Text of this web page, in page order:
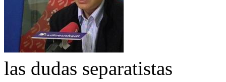
las dudas separatistas